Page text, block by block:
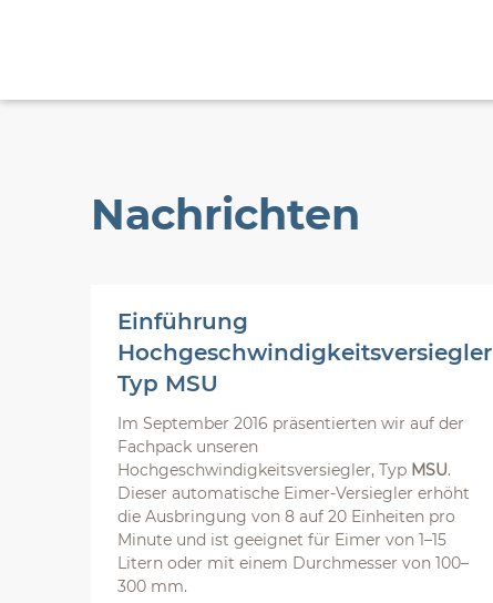
Nachrichten
Einführung
Hochgeschwindigkeitsversiegler
Typ MSU
Im September 2016 präsentierten wir auf der
Fachpack unseren
Hochgeschwindigkeitsversiegler, Typ MSU.
Dieser automatische Eimer-Versiegler erhöht
die Ausbringung von 8 auf 20 Einheiten pro
Minute und ist geeignet für Eimer von 1–15
Litern oder mit einem Durchmesser von 100–
300 mm.